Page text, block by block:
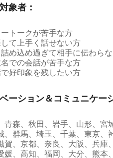
象者：
トークが苦手な方
て上手く話せない方
め込め過ぎて相手に伝わら
での会話が苦手な方
好印象を残したい方
ーション＆コミュニケー
青森、秋田、岩手、山形、宮
、群馬、埼玉、千葉、東京、
賀、京都、奈良、大阪、兵庫
媛、高知、福岡、大分、熊本